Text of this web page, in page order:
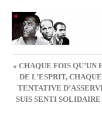
« CHAQUE FOIS
DE L’ESPRIT,
TENTATIVE
SUIS SENTI